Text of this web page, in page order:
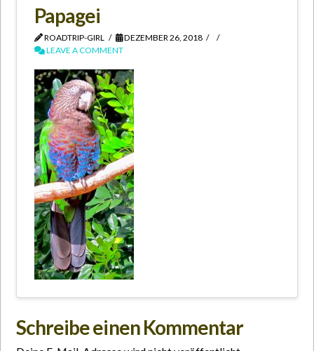
Papagei
ROADTRIP-GIRL
DEZEMBER 26, 2018
LEAVE A COMMENT
Schreibe einen Kommentar